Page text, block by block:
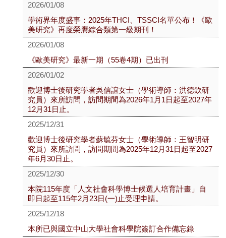
2026/01/08
學術界年度盛事：2025年THCI、TSSCI名單公布！《歐
美研究》再度榮膺綜合類第一級期刊！
2026/01/08
《歐美研究》最新一期（55卷4期）已出刊
2026/01/02
歡迎博士後研究學者吳信誼女士（學術導師：洪德欽研
究員）來所訪問，訪問期間為2026年1月1日起至2027年
12月31日止。
2025/12/31
歡迎博士後研究學者蘇毓芬女士（學術導師：王智明研
究員）來所訪問，訪問期間為2025年12月31日起至2027
年6月30日止。
2025/12/30
本院115年度「人文社會科學博士候選人培育計畫」自
即日起至115年2月23日(一)止受理申請。
2025/12/18
本所已與國立中山大學社會科學院簽訂合作備忘錄